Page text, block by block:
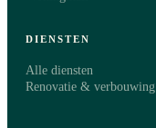
DIENSTEN
Alle diensten
Renovatie & verbouwing